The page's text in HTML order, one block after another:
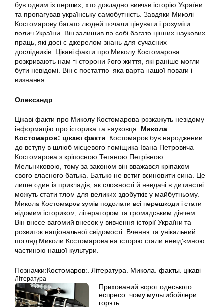
був одним із перших, хто докладно вивчав історію України
та пропагував українську самобутність. Завдяки Миколі
Костомарову багато людей почали цінувати і розуміти
велич України. Він залишив по собі багато цінних наукових
праць, які досі є джерелом знань для сучасних
дослідників. Цікаві факти про Миколу Костомарова
розкривають нам ті сторони його життя, які раніше могли
бути невідомі. Він є постаттю, яка варта нашої поваги і
визнання.
Олександр
Цікаві факти про Миколу Костомарова розкажуть невідому
інформацію про історика та науковця. Микола
Костомаров: цікаві факти . Костомаров був народжений
до вступу в шлюб місцевого поміщика Івана Петровича
Костомарова з кріпосною Тетяною Петрівною
Мельниковою, тому за законом він вважався кріпаком
свого власного батька. Батько не встиг всиновити сина. Це
лише один із прикладів, як сложності й невдачі в дитинстві
можуть стати тлом для великих здобутків у майбутньому.
Микола Костомаров зумів подолати всі перешкоди і стати
відомим істориком, літератором та громадським діячем.
Він внесе вагомий внесок у вивчення історії України та
розвиток національної свідомості. Вчення та унікальний
погляд Миколи Костомарова на історію стали невід’ємною
частиною нашої культури.
Позначки:Костомаров: Література Микола факты цікаві
Література
Прихований ворог одеського
еспресо: чому мультибойлери
горять